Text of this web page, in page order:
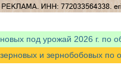
под урожай 2026 г. по
и зернобобовых по